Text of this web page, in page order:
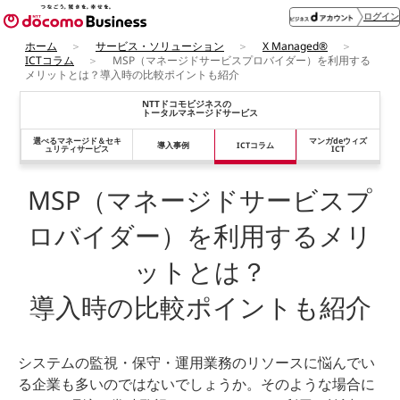
ログイン
ホーム サービス・ソリューション
X Managed®
ICTコラム
MSP（マネージドサービスプロバイダー）を利用する
メリットとは？導入時の比較ポイントも紹介
NTTドコモビジネスの
トータルマネージドサービス
選べるマネージド＆セキ
ュリティサービス 導入事例 ICTコラム マンガdeウィズ
ICT
MSP（マネージドサービスプ
ロバイダー）を利用するメリ
ットとは？
導入時の比較ポイントも紹介
システムの監視・保守・運用業務のリソースに悩んでい
る企業も多いのではないでしょうか。そのような場合に